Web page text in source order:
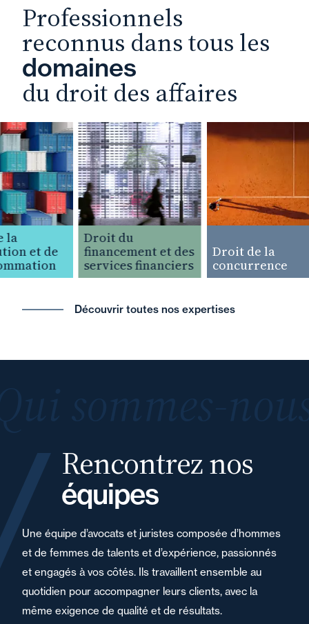
Professionnels
reconnus dans tous les
domaines
du droit des affaires
et de
Droit du
financement et des
services financiers
Droit de la
concurrence
Découvrir toutes nos expertises
Rencontrez nos
équipes
Une équipe d’avocats et juristes composée d’hommes
et de femmes de talents et d’expérience, passionnés
et engagés à vos côtés. Ils travaillent ensemble au
quotidien pour accompagner leurs clients, avec la
même exigence de qualité et de résultats.